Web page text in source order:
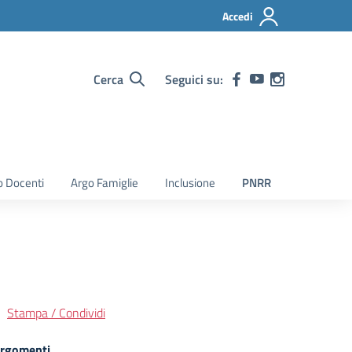
Accedi
Cerca Seguici su:
Docenti Argo Famiglie Inclusione PNRR
Stampa / Condividi